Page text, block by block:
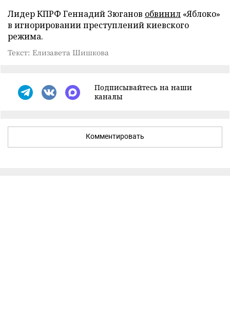
Лидер КПРФ Геннадий Зюганов обвинил «Яблоко»
в игнорировании преступлений киевского
режима.
Текст: Елизавета Шишкова
Подписывайтесь на наши
каналы
Комментировать